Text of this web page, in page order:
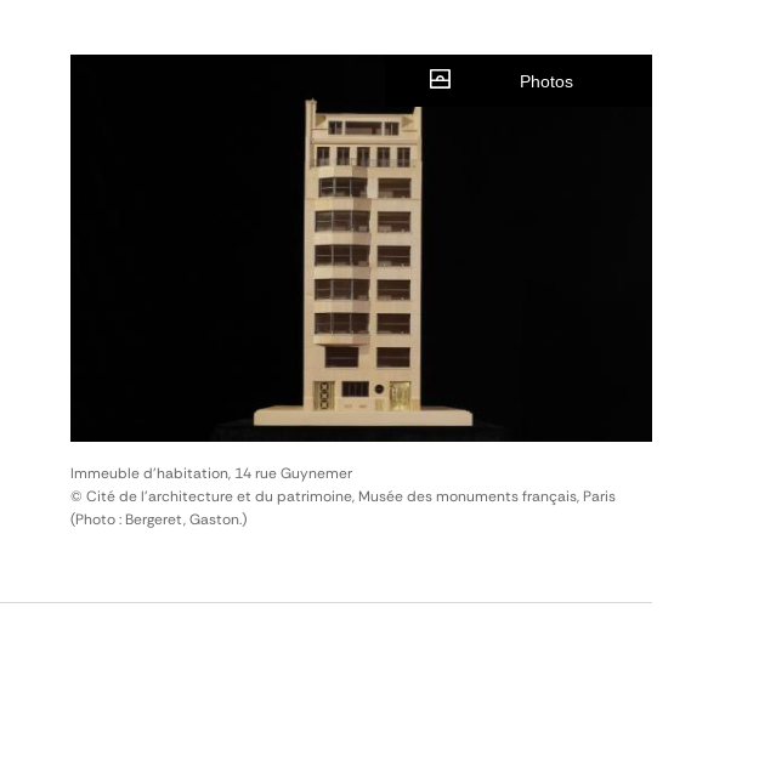
Immeuble d'habitation, 14 rue Guynemer
© Cité de l'architecture et du patrimoine, Musée des monuments français, Paris
(Photo : Bergeret, Gaston.)
Photos